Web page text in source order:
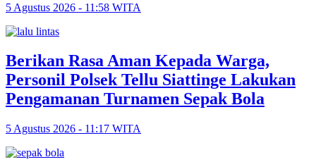
5 Agustus 2026 - 11:58 WITA
Berikan Rasa Aman Kepada Warga,
Personil Polsek Tellu Siattinge Lakukan
Pengamanan Turnamen Sepak Bola
5 Agustus 2026 - 11:17 WITA